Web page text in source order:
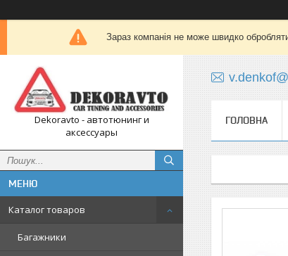
Зараз компанія не може швидко
Dekoravto - автотюнинг и
аксессуары
Каталог товаров
Багажники
ГОЛОВНА